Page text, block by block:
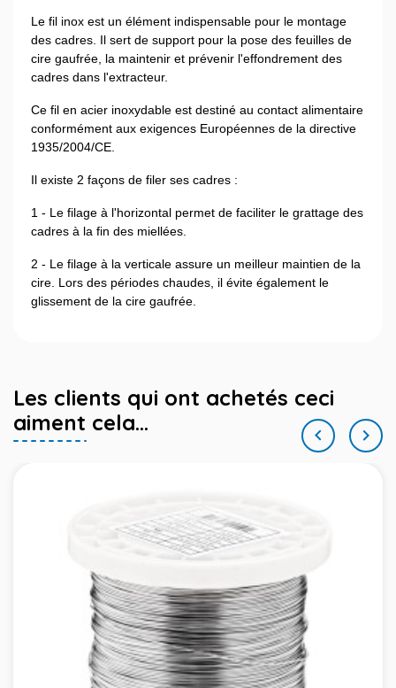
Le fil inox est un élément indispensable pour le montage
des cadres. Il sert de support pour la pose des feuilles de
cire gaufrée, la maintenir et prévenir l'effondrement des
cadres dans l'extracteur.
Ce fil en acier inoxydable est destiné au contact alimentaire
conformément aux exigences Européennes de la directive
1935/2004/CE.
Il existe 2 façons de filer ses cadres :
1 - Le filage à l'horizontal permet de faciliter le grattage des
cadres à la fin des miellées.
2 - Le filage à la verticale assure un meilleur maintien de la
cire. Lors des périodes chaudes, il évite également le
glissement de la cire gaufrée.
Les clients qui ont achetés ceci
aiment cela...
 